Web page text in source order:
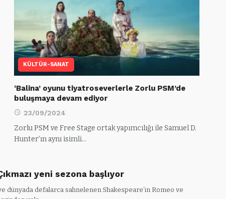
KÜLTÜR-SANAT
‘Balina’ oyunu tiyatroseverlerle Zorlu PSM’de
buluşmaya devam ediyor
23/09/2024
Zorlu PSM ve Free Stage ortak yapımcılığı ile Samuel D.
Hunter’ın aynı isimli…
yeni sezona başlıyor
dünyada defalarca sahnelenen Shakespeare’in Romeo ve